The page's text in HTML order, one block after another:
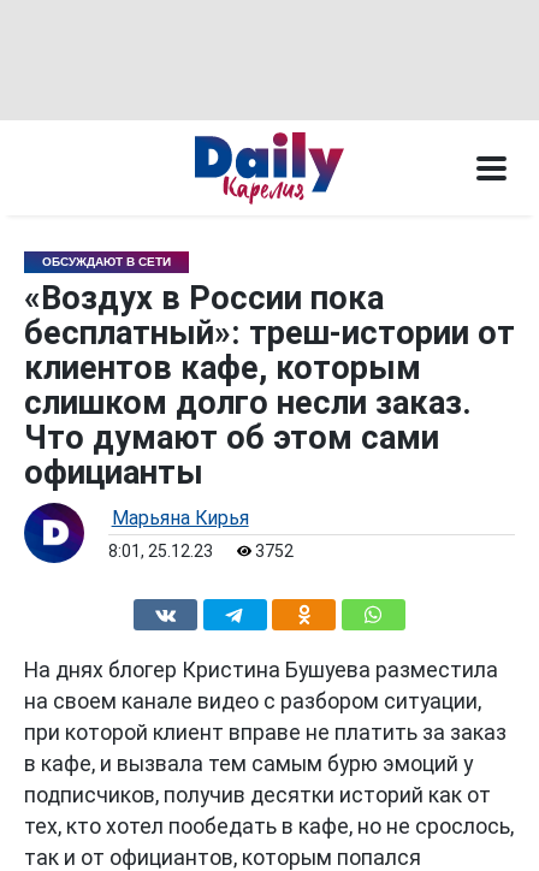
ОБСУЖДАЮТ В СЕТИ
«Воздух в России пока
бесплатный»: треш-истории от
клиентов кафе, которым
слишком долго несли заказ.
Что думают об этом сами
официанты
Марьяна Кирья
8:01, 25.12.23 3752
На днях блогер Кристина Бушуева разместила
на своем канале видео с разбором ситуации,
при которой клиент вправе не платить за заказ
в кафе, и вызвала тем самым бурю эмоций у
подписчиков, получив десятки историй как от
тех, кто хотел пообедать в кафе, но не срослось,
так и от официантов, которым попался